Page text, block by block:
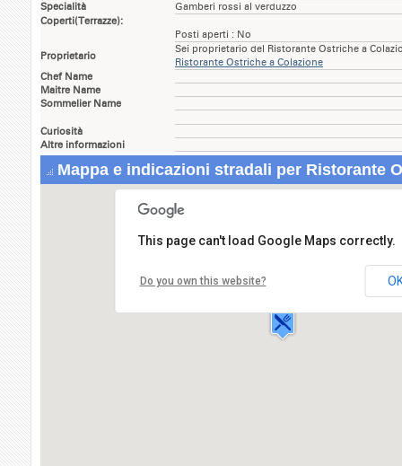
Specialità
Gamberi rossi al verduzzo
Coperti(Terrazze):
Posti aperti : No
Proprietario
Sei proprietario del Ristorante Ostriche a
Ristorante Ostriche a Colazione
Chef Name
Maitre Name
Sommelier Name
Curiosità
Altre informazioni
Mappa e indicazioni stradali per Ristorante
Ristorante Ostriche a Colazione
Via dei Vascellari,21
00100 ROMA
This page can't load Google Maps correctly.
Do you own this website?